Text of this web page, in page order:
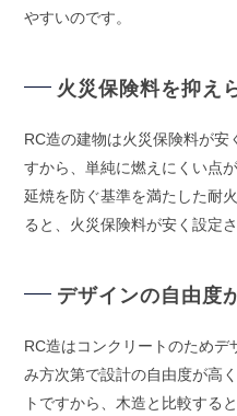
やすいのです。
火災保険料を抑え
RC造の建物は火災保険料が
すから、単純に燃えにくい点
延焼を防ぐ基準を満たした耐
ると、火災保険料が安く設定
デザインの自由度
RC造はコンクリートのためデ
み方次第で設計の自由度が高
トですから、木造と比較する